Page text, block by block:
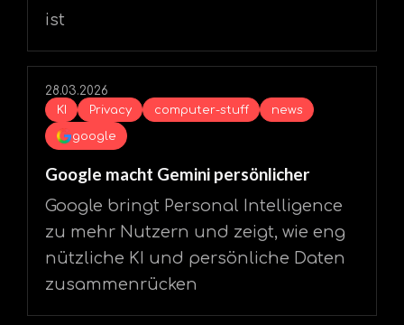
ist
28.03.2026
KI
Privacy computer-stuff
news
google
Google macht Gemini persönlicher
Google bringt Personal Intelligence
zu mehr Nutzern und zeigt, wie eng
nützliche KI und persönliche Daten
zusammenrücken